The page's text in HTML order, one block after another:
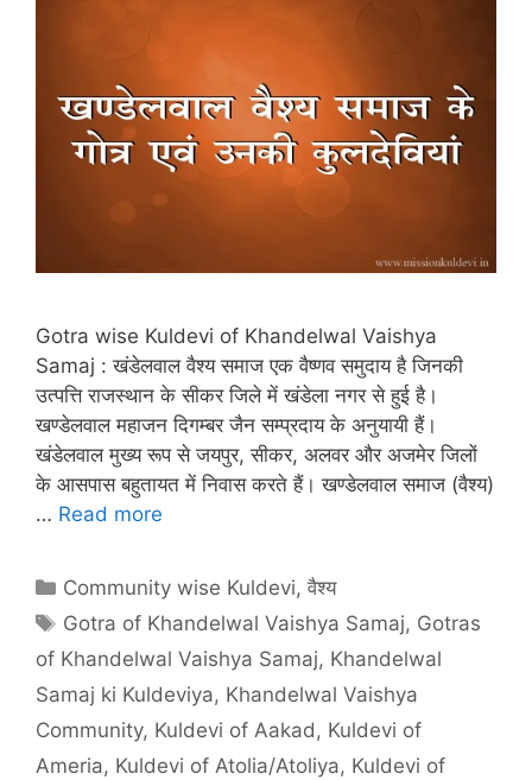
Gotra wise Kuldevi of Khandelwal Vaishya
Samaj : खंडेलवाल वैश्य समाज एक वैष्णव समुदाय है जिनकी
उत्पत्ति राजस्थान के सीकर जिले में खंडेला नगर से हुई है।
खण्डेलवाल महाजन दिगम्बर जैन सम्प्रदाय के अनुयायी हैं।
खंडेलवाल मुख्य रूप से जयपुर, सीकर, अलवर और अजमेर जिलों
के आसपास बहुतायत में निवास करते हैं। खण्डेलवाल समाज (वैश्य)
… Read more
Categories
Community wise Kuldevi,वैश्य
Tags
Gotra of Khandelwal Vaishya Samaj, Gotras
of Khandelwal Vaishya Samaj, Khandelwal
Samaj ki Kuldeviya, Khandelwal Vaishya
Community, Kuldevi of Aakad , Kuldevi of
Ameria, Kuldevi of Atolia/Atoliya, Kuldevi of